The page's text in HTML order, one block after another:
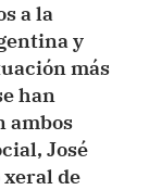
a la
y
más
han
ambos
José
de